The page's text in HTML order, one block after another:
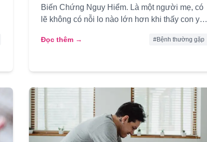
Biến Chứng Nguy Hiểm. Là một người mẹ, có
lẽ không có nỗi lo nào lớn hơn khi thấy con yêu
Đọc thêm → #Bệnh thường gặp